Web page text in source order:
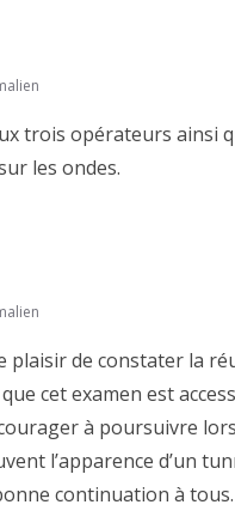
trois opérateurs ainsi
les ondes.
plaisir de constater la
cet examen est
à poursuivre
l’apparence d’un
continuation à tous.